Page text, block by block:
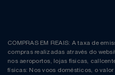
COMPRAS EM REAIS: A taxa de
compras realizadas através do
nos aeroportos, lojas físicas,
físicas: Nos voos domésticos, o